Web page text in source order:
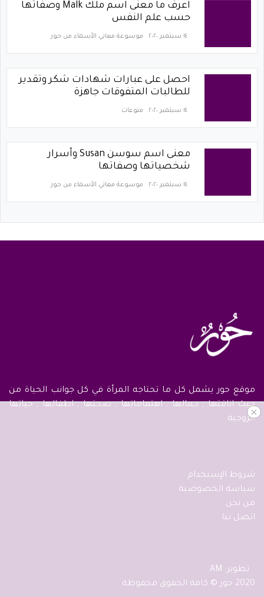
اعرف ما معنى اسم ملك Malk وصفاتها
حسب علم النفس
١٤ سبتمبر ٢٠٢٠ موسوعة معاني الأسماء من حور
احصل على عبارات شهادات شكر وتقدير
للطالبات المتفوقات جاهزة
١٤ سبتمبر ٢٠٢٠ منوعات
معنى اسم سوسن Susan وأسرار
شخصياتها وصفاتها
١٤ سبتمبر ٢٠٢٠ موسوعة معاني الأسماء من حور
×
موقع حور يشمل كل ما تحتاجه المرأة في كل جوانب الحياة من
حيث اناقتها , جمالها , اهتماماتها , صحتها , اطفالها , حياتها
الزوجية
شروط الإستخدام
سياسة الخصوصية
من نحن
اتصل بنا
تطوير: AM
2020 حور © كافة الحقوق محفوظة .